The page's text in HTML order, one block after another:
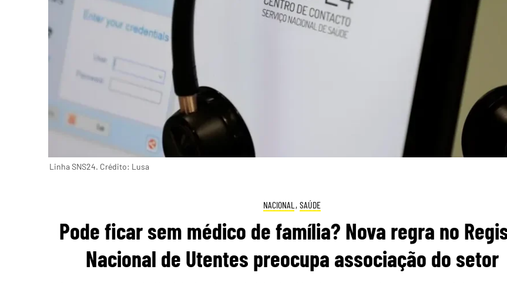
Linha SNS24. Crédito: Lusa
NACIONAL , SAÚDE
Pode ficar sem médico de família? Nova regra no
Nacional de Utentes preocupa associação do setor